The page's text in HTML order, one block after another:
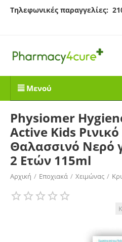
Τηλεφωνικές παραγγελίες:
Μενού
Physiomer
Active Kids
Θαλασσινό Νερό
2 Ετών 115ml
Αρχική / Εποχιακά / Χειμώνας /